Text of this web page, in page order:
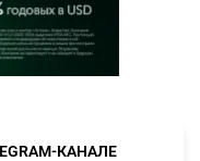
КАНАЛЕ